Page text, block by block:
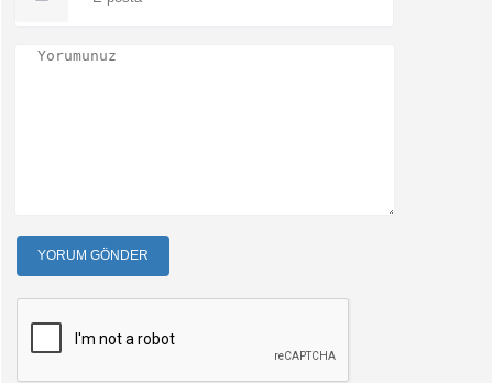
YORUM GÖNDER